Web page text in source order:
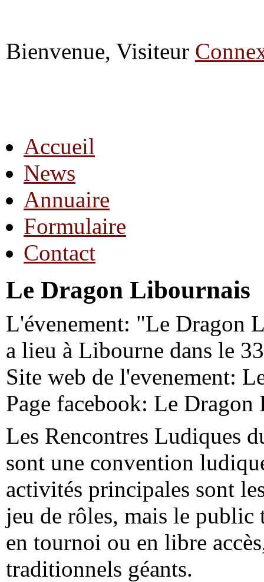
Bienvenue, Visiteur
Accueil
News
Annuaire
Formulaire
Contact
Le Dragon Libournais
L'évenement: "Le Dragon
a lieu à Libourne dans le 33
Site web de l'evenement:
Page facebook: Le
Les Rencontres Ludiques
sont une convention
activités principales sont
jeu de rôles, mais le public
en tournoi ou en libre
traditionnels géants.